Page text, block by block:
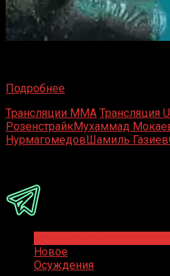
Подробнее
Трансляции MMA Трансляция
РозенстрайкМухаммад
Нурмагомедов Шамиль Газиев
Новое
Осуждения